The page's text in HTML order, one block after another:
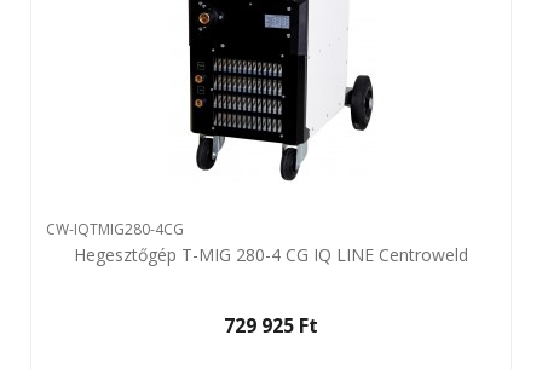
CW-IQTMIG280-4CG
Hegesztőgép T-MIG 280-4 CG IQ LINE Centroweld
729 925 Ft‎